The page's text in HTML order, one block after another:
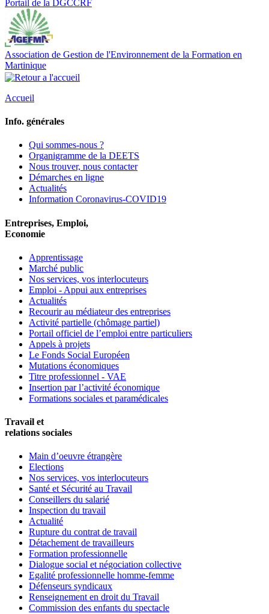
Portail de la DGCCRF
Association de Gestion de l'Environnement de la Formation en
Martinique
Accueil
Info. générales
Qui sommes-nous ?
Organigramme de la DEETS
Nous trouver, nous contacter
Démarches en ligne
Actualités
Information Coronavirus-COVID19
Entreprises, Emploi,
Economie
Apprentissage
Marché public
Nos services, vos interlocuteurs
Emploi - Appui aux entreprises
Actualités
Recourir au médiateur des entreprises
Activité partielle (chômage partiel)
Portail officiel de l’emploi entre particuliers
Appels à projets
Le Fonds Social Européen
Mutations économiques
Titre professionnel - VAE
Insertion par l’activité économique
Formations sociales et paramédicales
Travail et
relations sociales
Main d’oeuvre étrangère
Elections
Nos services, vos interlocuteurs
Santé et Sécurité au Travail
Conseillers du salarié
Inspection du travail
Actualité
Rupture du contrat de travail
Détachement de travailleurs
Formation professionnelle
Dialogue social et négociation collective
Egalité professionnelle homme-femme
Défenseurs syndicaux
Renseignement en droit du Travail
Commission des enfants du spectacle